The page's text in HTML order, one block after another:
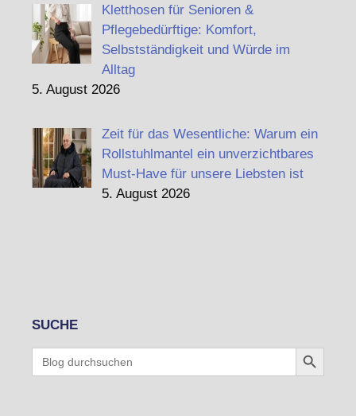
Kletthosen für Senioren &
Pflegebedürftige: Komfort,
Selbstständigkeit und Würde im
Alltag
5. August 2026
Zeit für das Wesentliche: Warum ein
Rollstuhlmantel ein unverzichtbares
Must-Have für unsere Liebsten ist
5. August 2026
SUCHE
for:
Search Button